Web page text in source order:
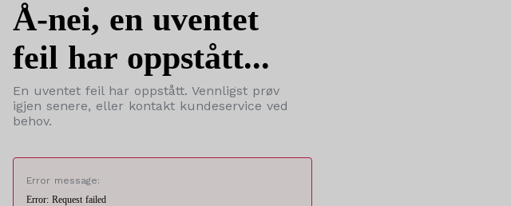
Å-nei, en uventet
feil har oppstått...
En uventet feil har oppstått. Vennligst prøv
igjen senere, eller kontakt kundeservice ved
behov.
Error message:
Error: Request failed